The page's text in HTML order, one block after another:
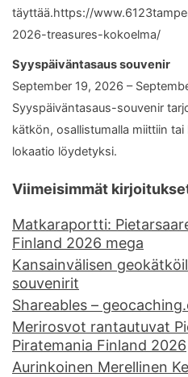
täyttää.https://
2026-treasures-kokoelma/
Syyspäiväntasaus souvenir
September 19, 2026 –
Syyspäiväntasaus-souvenir
kätkön, osallistumalla miittiin
lokaatio löydetyksi.
Viimeisimmät
Matkaraportti:
Finland 2026 mega
Kansainvälisen
souvenirit
Shareables –
Merirosvot rantautuvat
Piratemania Finland 2026
Aurinkoinen Merellinen